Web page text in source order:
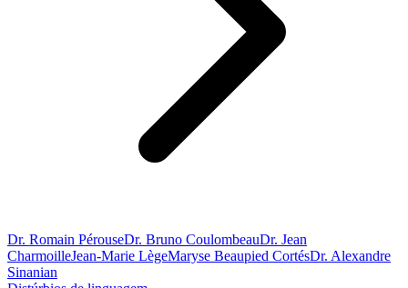
Dr. Romain PérouseDr. Bruno CoulombeauDr. Jean
CharmoilleJean-Marie LègeMaryse Beaupied CortésDr. Alexandre
Sinanian